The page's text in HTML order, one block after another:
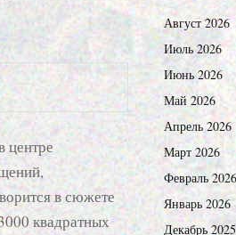
центре
в сюжете
квадратных
Август 2026
Июль 2026
Июнь 2026
Май 2026
Апрель 2026
Март 2026
Февраль 2026
Январь 2026
Декабрь 2025